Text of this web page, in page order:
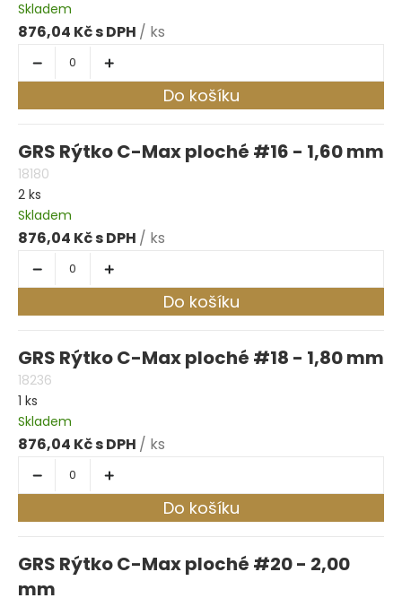
Skladem
876,04 Kč / ks
Do košíku
GRS Rýtko C-Max ploché #16 - 1,60 mm
18180
2 ks
Skladem
876,04 Kč / ks
Do košíku
GRS Rýtko C-Max ploché #18 - 1,80 mm
18236
1 ks
Skladem
876,04 Kč / ks
Do košíku
GRS Rýtko C-Max ploché #20 - 2,00
mm